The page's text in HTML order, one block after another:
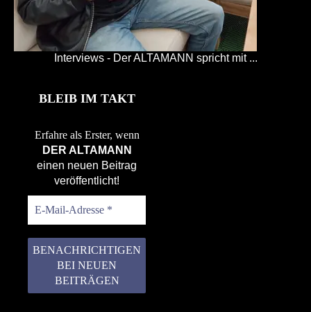
Interviews - Der ALTAMANN spricht mit ...
BLEIB IM TAKT
Erfahre als Erster, wenn
DER ALTAMANN
einen neuen Beitrag
veröffentlicht!